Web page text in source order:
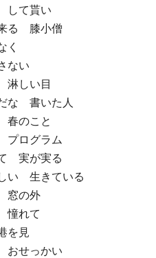
て貰い
る 膝小僧
く
ない
しい目
な 書いた人
のこと
ログラム
実が実る
い 生きている
窓の外
憧れて
を見
せっかい